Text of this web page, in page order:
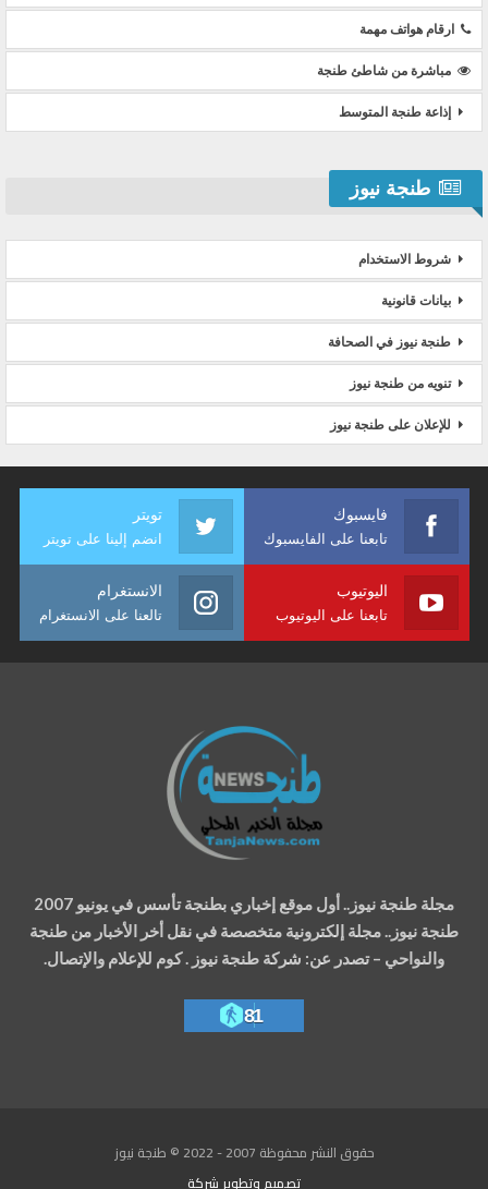
ارقام هواتف مهمة
مباشرة من شاطئ طنجة
إذاعة طنجة المتوسط
طنجة نيوز
شروط الاستخدام
بيانات قانونية
طنجة نيوز في الصحافة
تنويه من طنجة نيوز
للإعلان على طنجة نيوز
فايسبوك
تابعنا على الفايسبوك
تويتر
انضم إلينا على تويتر
اليوتيوب
تابعنا على اليوتيوب
الانستغرام
تالعنا على الانستغرام
مجلة طنجة نيوز.. أول موقع إخباري بطنجة تأسس في يونيو 2007
طنجة نيوز.. مجلة إلكترونية متخصصة في نقل أخر الأخبار من طنجة
والنواحي – تصدر عن: شركة طنجة نيوز . كوم للإعلام والإتصال.
81
حقوق النشر محفوظة 2007 - 2022 © طنجة نيوز
تصميم وتطوير شركة